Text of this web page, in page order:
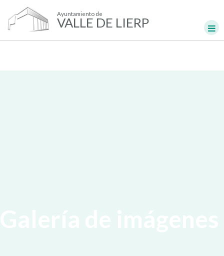
Ayuntamiento de
VALLE DE LIERP